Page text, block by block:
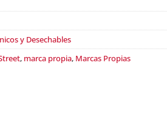
y Desechables
, marca propia, Marcas Propias